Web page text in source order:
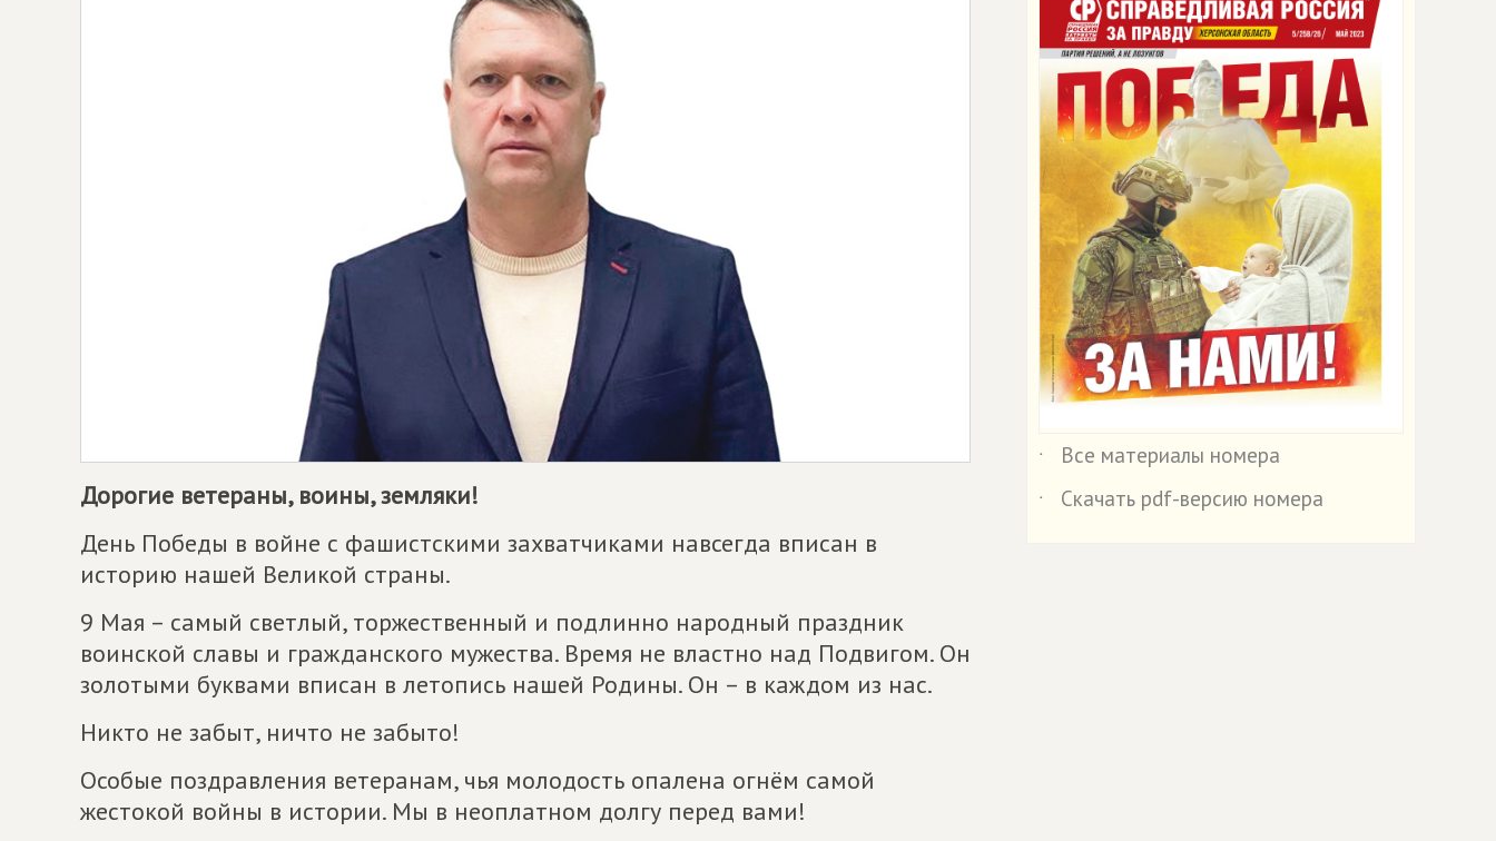
Дорогие ветераны, воины, земляки!
День Победы в войне с фашистскими захватчиками навсегда вписан в
историю нашей Великой страны.
9 Мая – самый светлый, торжественный и подлинно народный праздник
воинской славы и гражданского мужества. Время не властно над Подвигом. Он
золотыми буквами вписан в летопись нашей Родины. Он – в каждом из нас.
Никто не забыт, ничто не забыто!
Особые поздравления ветеранам, чья молодость опалена огнём самой
жестокой войны в истории. Мы в неоплатном долгу перед вами!
˙
Все материалы номера
˙
Скачать pdf-версию номера